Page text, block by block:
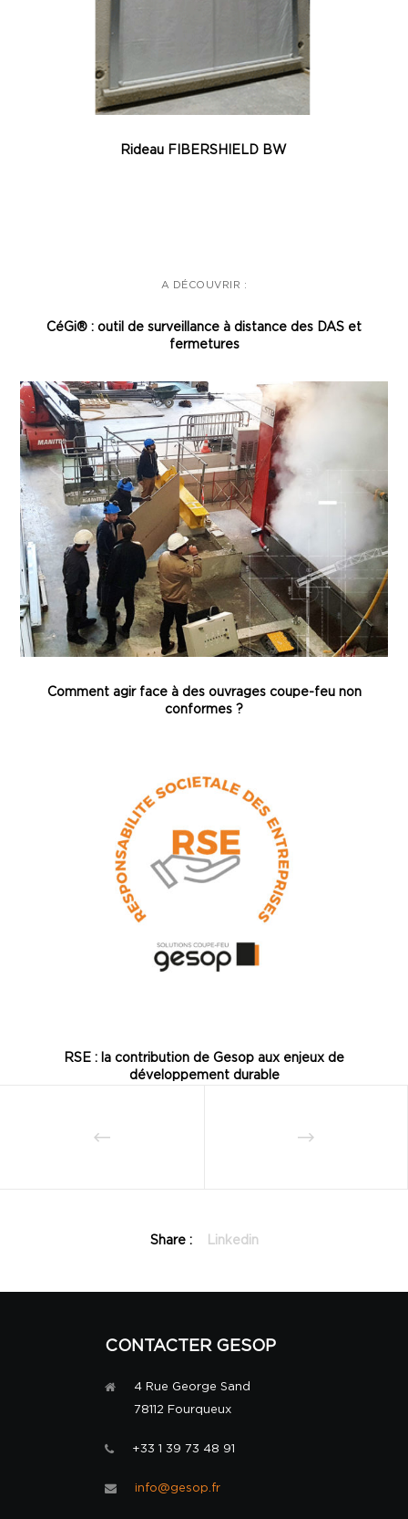
Rideau FIBERSHIELD BW
A DÉCOUVRIR :
CéGi® : outil de surveillance à distance des DAS et
fermetures
Comment agir face à des ouvrages coupe-feu non
conformes ?
RSE : la contribution de Gesop aux enjeux de
développement durable
Share : Linkedin
CONTACTER GESOP
4 Rue George Sand
78112 Fourqueux
+33 1 39 73 48 91
info@gesop.fr